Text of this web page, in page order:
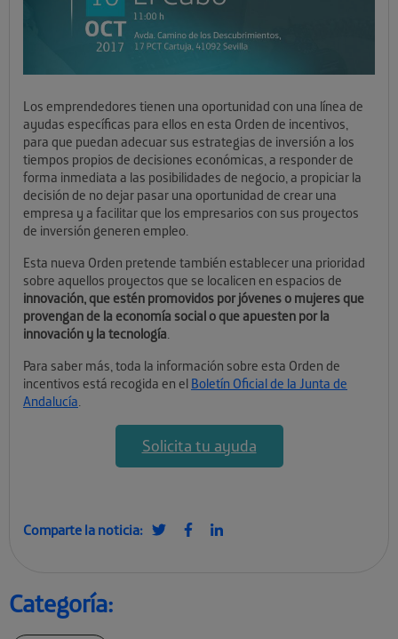
Los emprendedores tienen una oportunidad con una línea de
ayudas específicas para ellos en esta Orden de incentivos,
para que puedan adecuar sus estrategias de inversión a los
tiempos propios de decisiones económicas, a responder de
forma inmediata a las posibilidades de negocio, a propiciar la
decisión de no dejar pasar una oportunidad de crear una
empresa y a facilitar que los empresarios con sus proyectos
de inversión generen empleo.
Esta nueva Orden pretende también establecer una prioridad
sobre aquellos proyectos que se localicen en espacios de
innovación, que estén promovidos por jóvenes o mujeres que
provengan de la economía social o que apuesten por la
innovación y la tecnología.
Para saber más, toda la información sobre esta Orden de
incentivos está recogida en el Boletín Oficial de la Junta de
Andalucía.
Solicita tu ayuda
Comparte la noticia:
Categoría: